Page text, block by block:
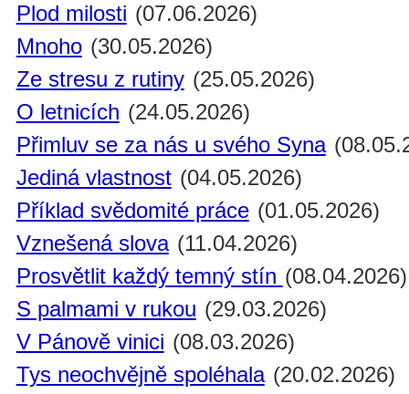
Plod milosti (07.06.2026)
Mnoho (30.05.2026)
Ze stresu z rutiny (25.05.2026)
O letnicích (24.05.2026)
Přimluv se za nás u svého Syna
Jediná vlastnost (04.05.2026)
Příklad svědomité práce (01.05.2026)
Vznešená slova (11.04.2026)
Prosvětlit každý temný stín (08.04.2026)
S palmami v rukou (29.03.2026)
V Pánově vinici (08.03.2026)
Tys neochvějně spoléhala (20.02.2026)